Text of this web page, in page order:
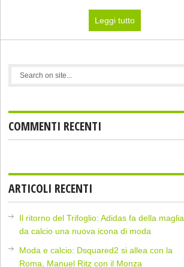
Leggi tutto
COMMENTI RECENTI
ARTICOLI RECENTI
Il ritorno del Trifoglio: Adidas fa della maglia
da calcio una nuova icona di moda
Moda e calcio: Dsquared2 si allea con la
Roma, Manuel Ritz con il Monza